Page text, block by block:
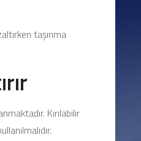
taşınma
Kırılabilir